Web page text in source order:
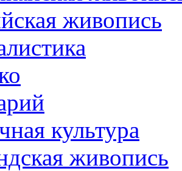
живопись
культура
живопись